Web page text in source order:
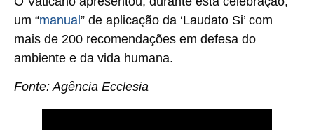
um “manual” de aplicação da ‘Laudato Si’ com
mais de 200 recomendações em defesa do
ambiente e da vida humana.
Fonte: Agência Ecclesia